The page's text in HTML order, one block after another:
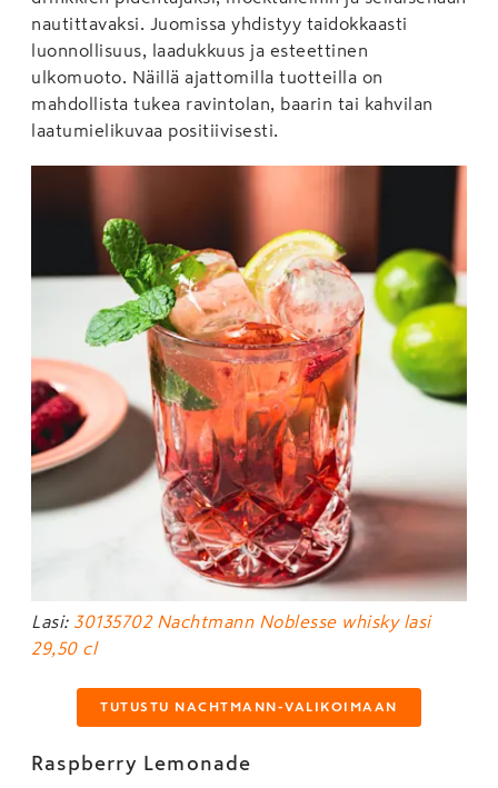
nautittavaksi. Juomissa yhdistyy taidokkaasti
luonnollisuus, laadukkuus ja esteettinen
ulkomuoto. Näillä ajattomilla tuotteilla on
mahdollista tukea ravintolan, baarin tai kahvilan
laatumielikuvaa positiivisesti.
Lasi: 30135702 Nachtmann Noblesse whisky lasi
29,50 cl
TUTUSTU NACHTMANN-VALIKOIMAAN
Raspberry Lemonade